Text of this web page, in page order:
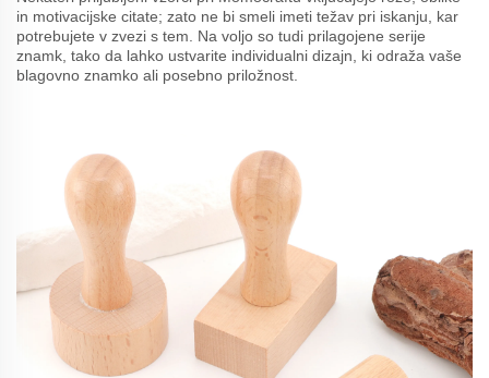
in motivacijske citate; zato ne bi smeli imeti težav pri iskanju, kar
potrebujete v zvezi s tem. Na voljo so tudi prilagojene serije
znamk, tako da lahko ustvarite individualni dizajn, ki odraža vaše
blagovno znamko ali posebno priložnost.